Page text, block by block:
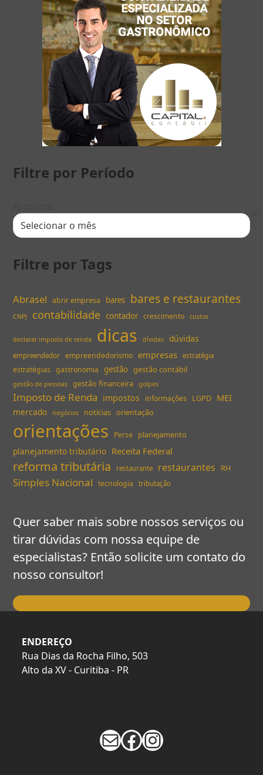
Filtre por Período
Filtre por Tags
Abrasel abrir empresa bares bares e restaurantes
CNPJ contabilidade contador crescimento custos
declarar imposto de renda dicas dívidas dúvidas
empreendedor empreendedorismo empresas estratégia
estratégias gastronomia gestão gestão contábil
gestão de pessoas gestão financeira golpes
Imposto de Renda impostos informações LGPD MEI
mercado negócios notícias orientação
orientações Perse planejamento
planejamento tributário Receita Federal
reforma tributária restaurante restaurantes RH
Simples Nacional tecnologia tributação
Quer saber mais sobre nossos serviços ou
tirar dúvidas com nossa equipe de
especialistas? Então solicite um contato do
nosso consultor!
ENDEREÇO
Rua Dias da Rocha Filho, 503
Alto da XV - Curitiba - PR
E-mail Facebook Instagram